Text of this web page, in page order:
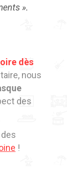
».
dès
nous
des
!